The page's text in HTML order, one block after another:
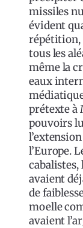
missiles
évident
répétition,
tous les
même la
eaux
prétexte à
pouvoirs
l’Europe.
avaient
de
moelle
avaient